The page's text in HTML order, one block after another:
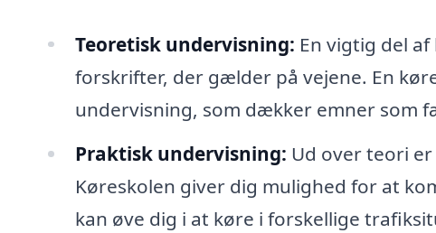
Teoretisk undervisning: En vigtig del
forskrifter, der gælder på vejene. En
undervisning, som dækker emner som
Praktisk undervisning: Ud over teori
Køreskolen giver dig mulighed for at
kan øve dig i at køre i forskellige